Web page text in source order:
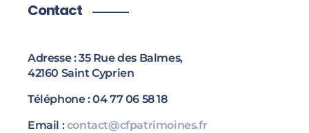
Contact
Adresse : 35 Rue des Balmes,
42160 Saint Cyprien
Téléphone : 04 77 06 58 18
Email :contact@cfpatrimoines.fr